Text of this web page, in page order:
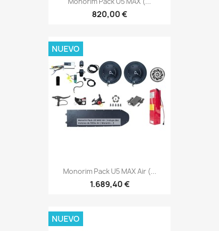
820,00 €
Monorim Pack U5 MAX Air (...
1.689,40 €
NUEVO
NUEVO